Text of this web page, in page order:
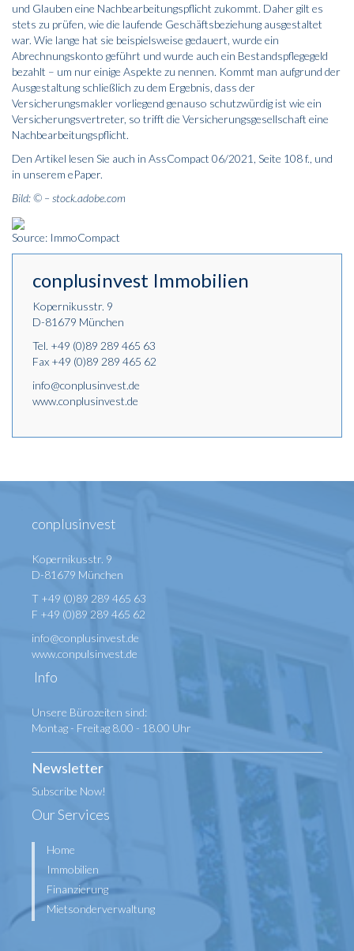
und Glauben eine Nachbearbeitungspflicht zukommt. Daher gilt es
stets zu prüfen, wie die laufende Geschäftsbeziehung ausgestaltet
war. Wie lange hat sie beispielsweise gedauert, wurde ein
Abrechnungskonto geführt und wurde auch ein Bestandspflegegeld
bezahlt – um nur einige Aspekte zu nennen. Kommt man aufgrund der
Ausgestaltung schließlich zu dem Ergebnis, dass der
Versicherungsmakler vorliegend genauso schutzwürdig ist wie ein
Versicherungsvertreter, so trifft die Ver­sicherungsgesellschaft eine
Nachbearbeitungspflicht.
Den Artikel lesen Sie auch in AssCompact 06/2021, Seite 108 f., und
in unserem ePaper.
Bild: © – stock.adobe.com
Source: ImmoCompact
conplusinvest Immobilien
Kopernikusstr. 9
D-81679 München
Tel. +49 (0)89 289 465 63
Fax +49 (0)89 289 465 62
info@conplusinvest.de
www.conplusinvest.de
conplusinvest
Kopernikusstr. 9
D-81679 München
T +49 (0)89 289 465 63
F +49 (0)89 289 465 62
info@conplusinvest.de
www.conpulsinvest.de
Info
Unsere Bürozeiten sind:
Montag - Freitag 8.00 - 18.00 Uhr
Newsletter
Subscribe Now!
Our Services
Home
Immobilien
Finanzierung
Mietsonderverwaltung